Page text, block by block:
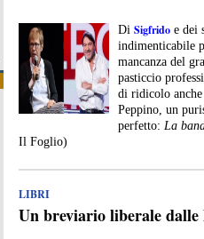
Di Sigfrido e dei
indimenticabile
mancanza del
pasticcio
di ridicolo anche
Peppino, un
perfetto: La
Il Foglio)
LIBRI
Un breviario liberale dalle